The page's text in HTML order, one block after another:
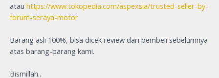
atau https://www.tokopedia.com/aspexsia/trusted-seller-by-
forum-seraya-motor
Barang asli 100%, bisa dicek review dari pembeli sebelumnya
atas barang-barang kami.
Bismillah..